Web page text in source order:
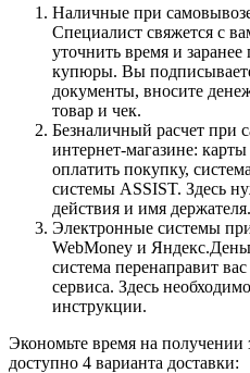
Наличные при
Специалист свяжется с
уточнить время и
купюры. Вы
документы, вносите
товар и чек.
Безналичный расчет при
интернет-магазине:
оплатить покупку,
системы ASSIST. Здесь
действия и имя держателя.
Электронные системы
WebMoney и
система перенаправит
сервиса. Здесь
инструкции.
Экономьте время на получении
доступно 4 варианта доставки: